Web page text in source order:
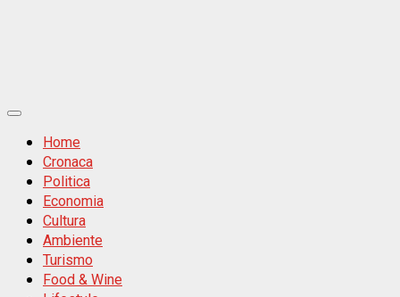
Primäres
MenüHome
Cronaca
Politica
Economia
Cultura
Ambiente
Turismo
Food & Wine